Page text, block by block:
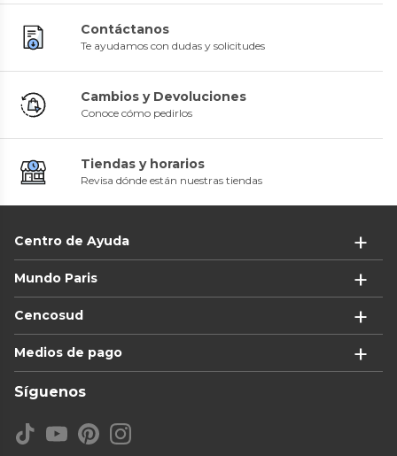
Contáctanos
Te ayudamos con dudas y solicitudes
Cambios y Devoluciones
Conoce cómo pedirlos
Tiendas y horarios
Revisa dónde están nuestras tiendas
Centro de Ayuda
Mundo Paris
Cencosud
Medios de pago
Síguenos